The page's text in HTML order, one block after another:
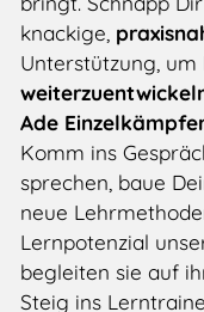
knackige,
Unterstützung, um
Ade
Komm ins
sprechen, baue
neue
Lernpotenzial
begleiten sie auf
Steig ins